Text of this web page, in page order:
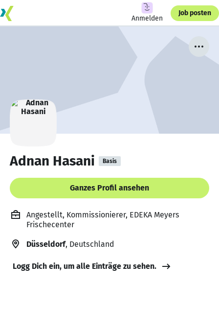
Anmelden
Job posten
Adnan Hasani Basis
Ganzes Profil ansehen
Angestellt, Kommissionierer, EDEKA Meyers
Frischecenter
Düsseldorf, Deutschland
Logg Dich ein, um alle Einträge zu sehen.